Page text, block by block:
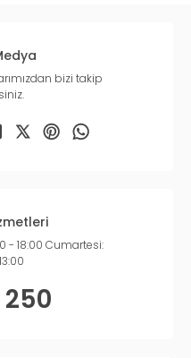
bizi takip
- 18:00 Cumartesi: